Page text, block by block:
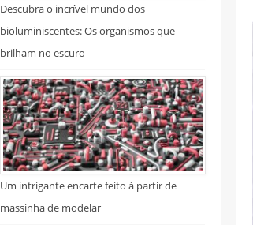
Descubra o incrível mundo dos
bioluminiscentes: Os organismos que
brilham no escuro
Um intrigante encarte feito à partir de
massinha de modelar